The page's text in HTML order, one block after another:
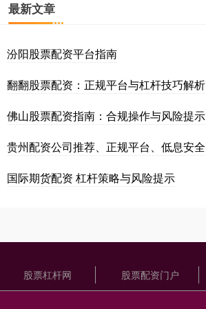
最新文章
汾阳股票配资平台指南
翻翻股票配资：正规平台与杠杆技巧解析
佛山股票配资指南：合规操作与风险提示
贵州配资公司推荐、正规平台、低息安全
国际期货配资 杠杆策略与风险提示
股票杠杆网 股票配资门户